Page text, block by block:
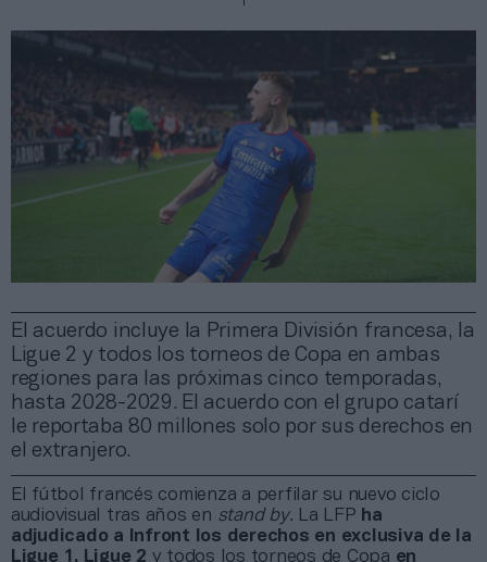
El acuerdo incluye la Primera División francesa, la
Ligue 2 y todos los torneos de Copa en ambas
regiones para las próximas cinco temporadas,
hasta 2028-2029. El acuerdo con el grupo catarí
le reportaba 80 millones solo por sus derechos en
el extranjero.
El fútbol francés comienza a perfilar su nuevo ciclo
audiovisual tras años en stand by. La LFP ha
adjudicado a Infront los derechos en exclusiva de la
Ligue 1, Ligue 2 y todos los torneos de Copa en